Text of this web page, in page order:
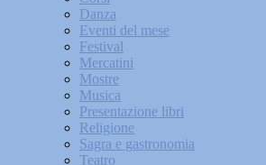
Danza
Eventi del mese
Festival
Mercatini
Mostre
Musica
Presentazione libri
Religione
Sagra e gastronomia
Teatro